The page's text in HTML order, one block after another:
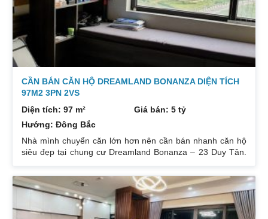
CẦN BÁN CĂN HỘ DREAMLAND BONANZA DIỆN TÍCH
97M2 3PN 2VS
Diện tích: 97 m²
Giá bán: 5 tỷ
Hướng: Đông Bắc
Nhà mình chuyển căn lớn hơn nên cần bán nhanh căn hộ
siêu đẹp tại chung cư Dreamland Bonanza – 23 Duy Tân.
hợp lý các phòng đều tràn ngập ánh sáng tự nhiên. Hướng
cửa Bắc. Ban công Tây. Tầng cao view bát ngát thoáng
mát. Nhà nguyên Bản CĐT. Giá bán: 5 tỷ có thương lượng
đẹp. Liên hệ : 0832133366